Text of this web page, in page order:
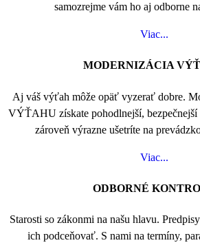
samozrejme vám ho aj odborne
Viac...
MODERNIZÁCIA
Aj váš výťah môže opäť vyzerať dobre.
VÝŤAHU získate pohodlnejší,
zároveň výrazne ušetríte na
Viac...
ODBORNÉ
Starosti so zákonmi na našu hlavu.
ich podceňovať. S nami na termíny,